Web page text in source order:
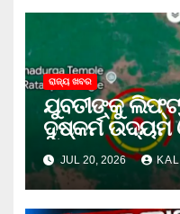
ରାଜ୍ୟ ଖବର
ଯୁବତୀଙ୍କୁ
ଦୁଷ୍କର୍ମ ଉଦ୍ୟମ
ଜେଲ ଗଲା
JUL 20, 2026